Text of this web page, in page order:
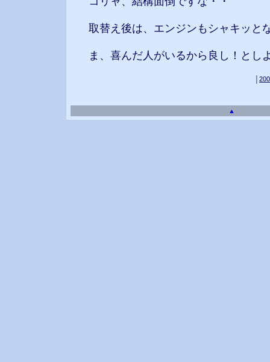
取替え後は、エンジンもシャキッと
ま、喜んだ人がいるから良し！とし
▲